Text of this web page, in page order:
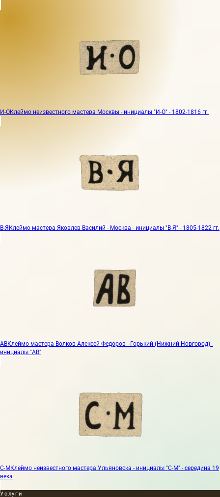
И-ОКлеймо неизвестного мастера Москвы - инициалы "И-О" - 1802-1816 гг.
В-ЯКлеймо мастера Яковлев Василий - Москва - инициалы "В-Я" - 1805-1822 гг.
АВКлеймо мастера Волков Алексей Федоров - Горький (Нижний Новгород) -
инициалы "АВ"
С-МКлеймо неизвестного мастера Ульяновска - инициалы "С-М" - середина 19
века
Услуги